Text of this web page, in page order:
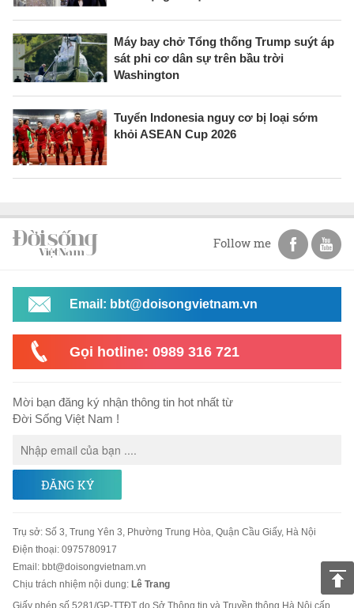
Máy bay chở Tổng thống Trump suýt áp
sát phi cơ dân sự trên bầu trời
Washington
Tuyển Indonesia nguy cơ bị loại sớm
khỏi ASEAN Cup 2026
Follow me
Email: bbt@doisongvietnam.vn
Gọi hotline: 0989 316 721
Mời bạn đăng ký nhận thông tin hot nhất từ
Đời Sống Việt Nam !
ĐĂNG KÝ
Trụ sở: Số 3, Trung Yên 3, Phường Trung Hòa, Quận Cầu Giấy, Hà Nội
Điện thoại: 0975780917
Email: bbt@doisongvietnam.vn
Chịu trách nhiệm nội dung: Lê Trang
Giấy phép số 5281/GP-TTĐT do Sở Thông tin và Truyền thông Hà Nội cấp